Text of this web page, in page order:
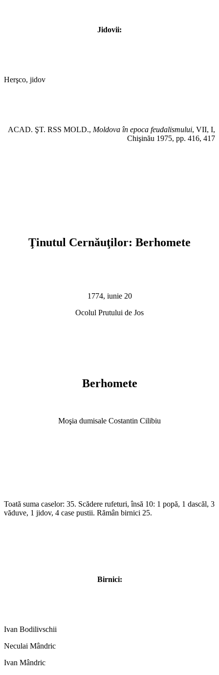
Jidovii:
Herşco, jidov
ACAD. ŞT. RSS MOLD., Moldova în epoca feudalismului, VII, I,
Chişinău 1975, pp. 416, 417
Ţinutul Cernăuţilor: Berhomete
1774, iunie 20
Ocolul Prutului de Jos
Berhomete
Moşia dumisale Costantin Cilibiu
Toată suma caselor: 35. Scădere rufeturi, însă 10: 1 popă, 1 dascăl, 3
văduve, 1 jidov, 4 case pustii. Rămân birnici 25.
Birnici:
Ivan Bodilivschii
Neculai Mândric
Ivan Mândric